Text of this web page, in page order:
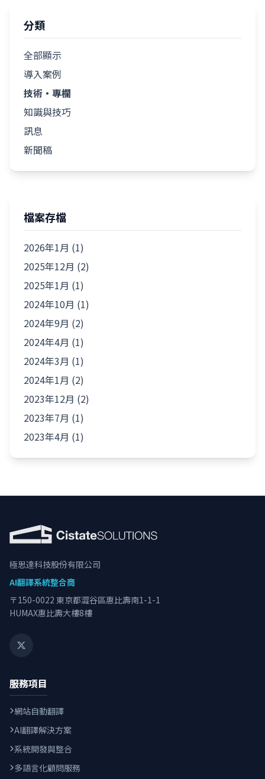
分類
全部顯示
導入案例
技術・專欄
知識與技巧
訊息
新聞稿
檔案存檔
2026年1月 (1)
2025年12月 (2)
2025年1月 (1)
2024年10月 (1)
2024年9月 (2)
2024年4月 (1)
2024年3月 (1)
2024年1月 (2)
2023年12月 (2)
2023年7月 (1)
2023年4月 (1)
極思達科技股份有限公司
AI翻譯系統整合商
〒150-0022 東京都澀谷區惠比壽南1-1-1
HUMAX惠比壽大樓8樓
服務項目
網站自動翻譯
AI翻譯解決方案
系統開發與整合
多語言化顧問服務